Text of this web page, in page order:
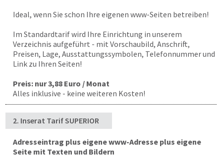
Ideal, wenn Sie schon Ihre eigenen www-Seiten betreiben!
Im Standardtarif wird Ihre Einrichtung in unserem
Verzeichnis aufgeführt - mit Vorschaubild, Anschrift,
Preisen, Lage, Ausstattungssymbolen, Telefonnummer und
Link zu Ihren Seiten!
Preis: nur 3,88 Euro / Monat
Alles inklusive - keine weiteren Kosten!
2. Inserat Tarif SUPERIOR
Adresseintrag plus eigene www-Adresse plus eigene
Seite mit Texten und Bildern